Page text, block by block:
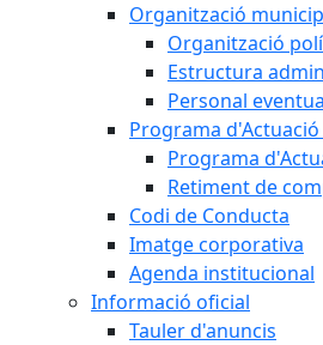
Organització
Organització
Estructura
Personal
Programa
Programa
Retiment de
Codi de Conducta
Imatge corporativa
Agenda institucional
Informació oficial
Tauler d'anuncis